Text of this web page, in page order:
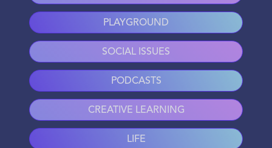
PLAYGROUND
SOCIAL ISSUES
PODCASTS
CREATIVE LEARNING
LIFE